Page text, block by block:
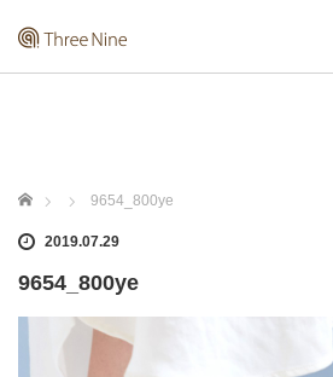
ホーム 9654_800ye
2019.07.29
9654_800ye